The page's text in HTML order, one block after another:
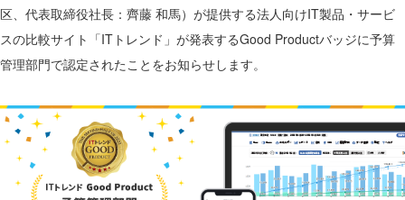
区、代表取締役社長：齊藤 和馬）が提供する法人向けIT製品・サービ
スの比較サイト「ITトレンド」が発表するGood Productバッジに予算
管理部門で認定されたことをお知らせします。